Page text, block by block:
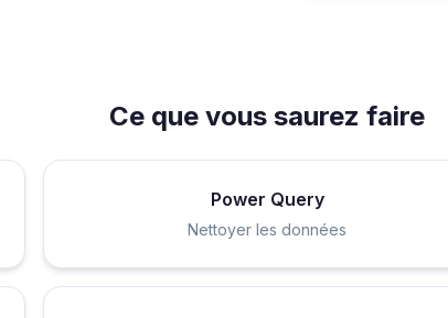
Ce que vous saurez faire
Power Query
Nettoyer les données